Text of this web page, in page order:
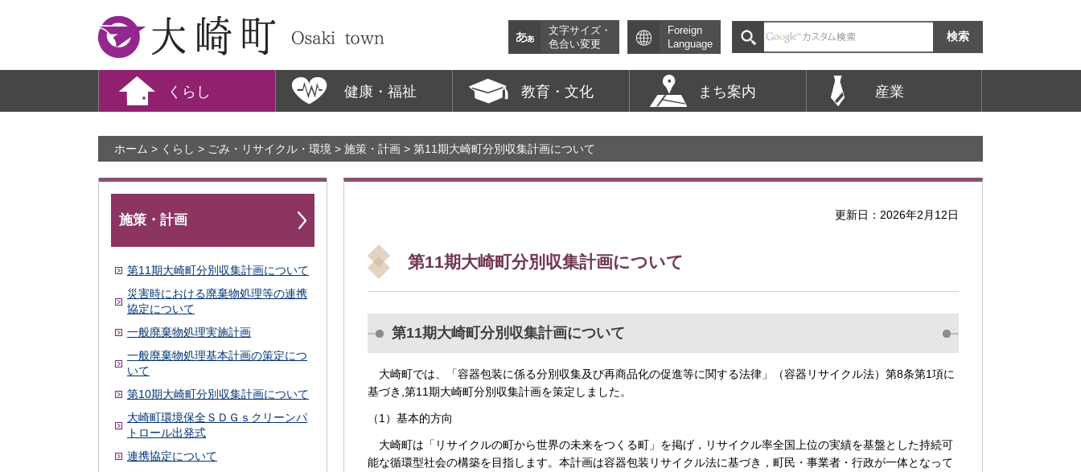
大崎町
文字サイズ・
色合い変更
Foreign
Language
くらし 健康・福祉 教育・文化 まち案内 産業
ホーム > くらし > ごみ・リサイクル・環境 > 施策・計画 > 第11期大崎町分別収集計画について
施策・計画
第11期大崎町分別収集計画について
災害時における廃棄物処理等の連携
協定について
一般廃棄物処理実施計画
一般廃棄物処理基本計画の策定につ
いて
第10期大崎町分別収集計画について
大崎町環境保全ＳＤＧｓクリーンパ
トロール出発式
連携協定について
更新日：2026年2月12日
第11期大崎町分別収集計画について
第11期大崎町分別収集計画について
大崎町では、「容器包装に係る分別収集及び再商品化の促進等に関する法律」（容器リサイクル法）第8条第1項に
基づき,第11期大崎町分別収集計画を策定しました。
（1）基本的方向
大崎町は「リサイクルの町から世界の未来をつくる町」を掲げ，リサイクル率全国上位の実績を基盤とした持続可
能な循環型社会の構築を目指します。本計画は容器包装リサイクル法に基づき，町民・事業者・行政が一体となって